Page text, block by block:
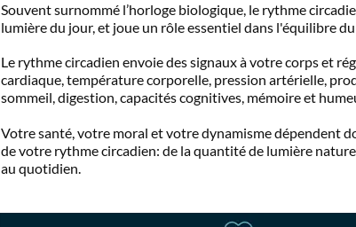
Souvent surnommé l’horloge biologique, le rythme
lumière du jour, et joue un rôle essentiel dans l'équilibre
Le rythme circadien envoie des signaux à votre corps et
cardiaque, température corporelle, pression artérielle,
sommeil, digestion, capacités cognitives, mémoire et
Votre santé, votre moral et votre dynamisme dépendent
de votre rythme circadien: de la quantité de lumière
au quotidien.